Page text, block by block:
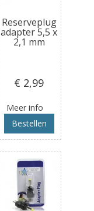
Reserveplug
adapter 5,5 x
2,1 mm
€ 2,99
Meer info
Bestellen